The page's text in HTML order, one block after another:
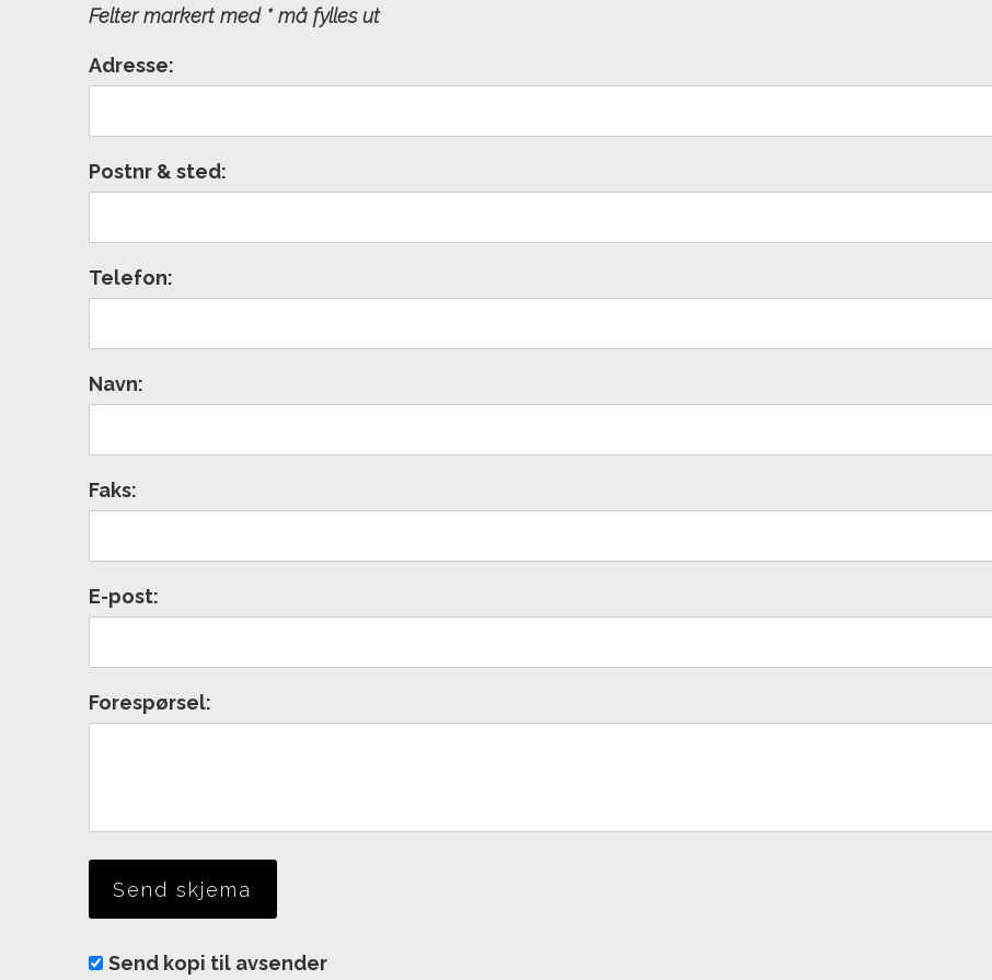
Felter markert med * må fylles ut
Adresse:
Postnr & sted:
Telefon:
Navn:
Faks:
E-post:
Forespørsel:
Send kopi til avsender